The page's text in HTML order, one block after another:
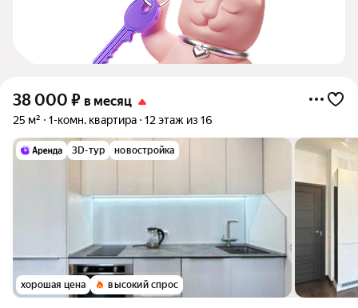
38 000 ₽ в месяц
25 м² 1-комн. квартира 12 этаж из 16
3D-тур новостройка
хорошая цена высокий спрос